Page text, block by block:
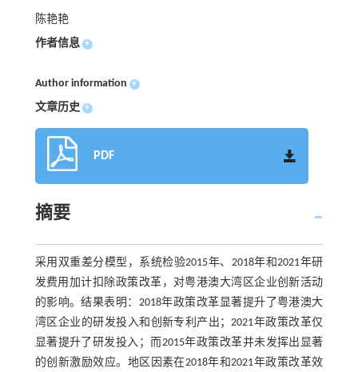
陈艳艳
作者信息 +
Author information +
文章历史 +
PDF
摘要
采用双重差分模型，系统检验2015年、2018年和2021年研
发费用加计扣除政策改革，对粤港澳大湾区企业创新活动
的影响。结果表明：2018年政策改革显著提升了粤港澳大
湾区企业的研发投入和创新专利产出；2021年政策改革仅
显著提升了研发投入；而2015年政策改革并未发挥出显著
的创新激励效应。地区因素在2018年和2021年政策改革效